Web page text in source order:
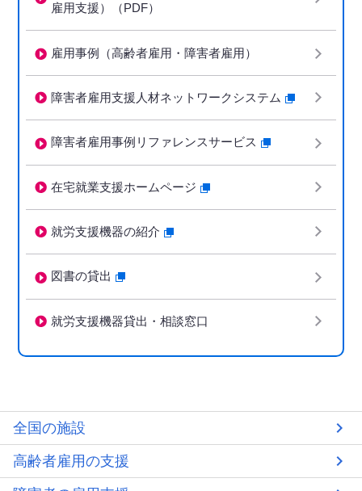
雇用支援）（PDF）
雇用事例（高齢者雇用・障害者雇用）
障害者雇用支援人材ネットワークシステム
障害者雇用事例リファレンスサービス
在宅就業支援ホームページ
就労支援機器の紹介
図書の貸出
就労支援機器貸出・相談窓口
全国の施設
高齢者雇用の支援